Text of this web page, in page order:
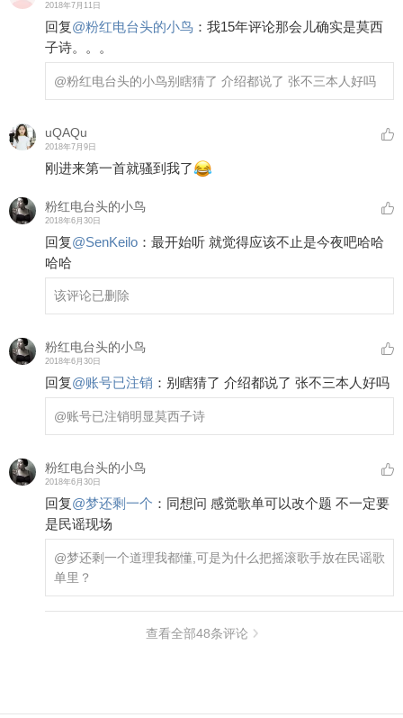
2018年7月11日
回复@粉红电台头的小鸟 ： 我15年评论那会儿确实是莫西
子诗。。。
@粉红电台头的小鸟别瞎猜了 介绍都说了 张不三本人好吗
uQAQu
2018年7月9日
刚进来第一首就骚到我了
粉红电台头的小鸟
2018年6月30日
回复@SenKeilo ： 最开始听 就觉得应该不止是今夜吧哈哈
哈哈
该评论已删除
粉红电台头的小鸟
2018年6月30日
回复@账号已注销 ： 别瞎猜了 介绍都说了 张不三本人好吗
@账号已注销明显莫西子诗
粉红电台头的小鸟
2018年6月30日
回复@梦还剩一个 ： 同想问 感觉歌单可以改个题 不一定要
是民谣现场
@梦还剩一个道理我都懂,可是为什么把摇滚歌手放在民谣歌
单里？
查看全部48条评论